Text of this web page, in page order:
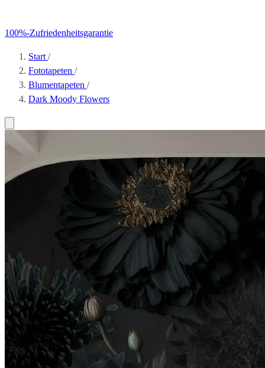
100%-Zufriedenheitsgarantie
Start /
Fototapeten /
Blumentapeten /
Dark Moody Flowers